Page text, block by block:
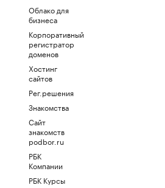
Облако для
бизнеса
Корпоративный
регистратор
доменов
Хостинг
сайтов
Рег.решения
Знакомства
Сайт
знакомств
podbor.ru
РБК
Компании
РБК Курсы